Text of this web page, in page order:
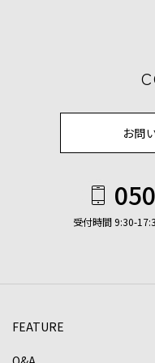
お問
受付時間 9:30-
FEATURE